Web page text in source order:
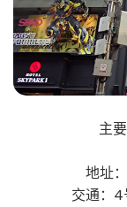
主
地址
交通：